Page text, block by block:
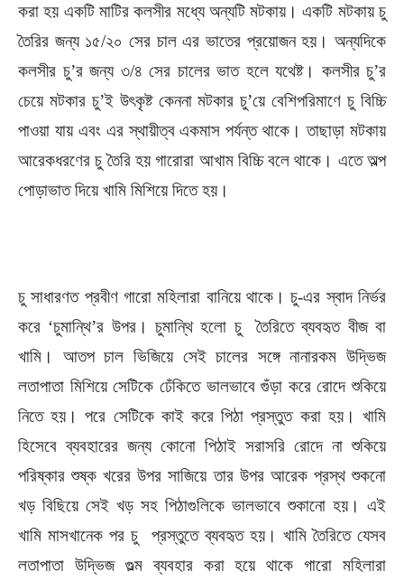
করা হয় একটি মাটির কলসীর মধ্যে অন্যটি মটকায়। একটি মটকায় চু
তৈরির জন্য ১৫/২০ সের চাল এর ভাতের প্রয়োজন হয়। অন্যদিকে
কলসীর চু’র জন্য ৩/৪ সের চালের ভাত হলে যথেষ্ট। কলসীর চু’র
চেয়ে মটকার চু’ই উৎকৃষ্ট কেননা মটকার চু’য়ে বেশিপরিমাণে চু বিচ্চি
পাওয়া যায় এবং এর স্থায়ীত্ব একমাস পর্যন্ত থাকে। তাছাড়া মটকায়
আরেকধরণের চু তৈরি হয় গারোরা আখাম বিচ্চি বলে থাকে। এতে অল্প
পোড়াভাত দিয়ে খামি মিশিয়ে দিতে হয়।
চু সাধারণত প্রবীণ গারো মহিলারা বানিয়ে থাকে। চু-এর স্বাদ নির্ভর
করে ‘চুমান্থি’র উপর। চুমান্থি হলো চু তৈরিতে ব্যবহৃত বীজ বা
খামি। আতপ চাল ভিজিয়ে সেই চালের সঙ্গে নানারকম উদ্ভিজ
লতাপাতা মিশিয়ে সেটিকে ঢেঁকিতে ভালভাবে গুঁড়া করে রোদে শুকিয়ে
নিতে হয়। পরে সেটিকে কাই করে পিঠা প্রস্তুত করা হয়। খামি
হিসেবে ব্যবহারের জন্য কোনো পিঠাই সরাসরি রোদে না শুকিয়ে
পরিষ্কার শুষ্ক খরের উপর সাজিয়ে তার উপর আরেক প্রস্থ শুকনো
খড় বিছিয়ে সেই খড় সহ পিঠাগুলিকে ভালভাবে শুকানো হয়। এই
খামি মাসখানেক পর চু প্রস্তুতে ব্যবহৃত হয়। খামি তৈরিতে যেসব
লতাপাতা উদ্ভিজ গুল্ম ব্যবহার করা হয়ে থাকে গারো মহিলারা